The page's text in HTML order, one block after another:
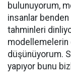
bulunuyorum,
insanlar benden
tahminleri
modellemelerin
düşünüyorum.
yapıyor bunu